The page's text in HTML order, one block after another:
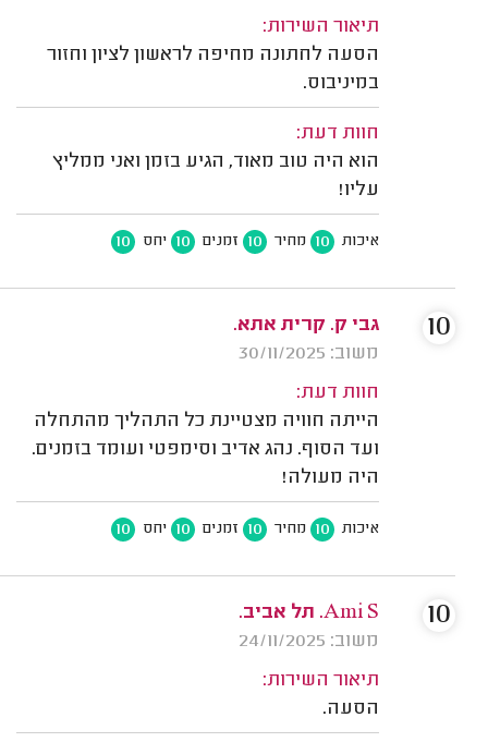
תיאור השירות:
הסעה לחתונה מחיפה לראשון לציון וחזור
במיניבוס.
חוות דעת:
הוא היה טוב מאוד, הגיע בזמן ואני ממליץ
עליו!
איכות 10 מחיר 10 זמנים 10 יחס 10
גבי ק. קרית אתא.
משוב: 30/11/2025
חוות דעת:
הייתה חוויה מצטיינת כל התהליך מהתחלה
ועד הסוף. נהג אדיב וסימפטי ועומד בזמנים.
היה מעולה!
איכות 10 מחיר 10 זמנים 10 יחס 10
10
Ami S. תל אביב.
משוב: 24/11/2025
תיאור השירות:
הסעה.
10